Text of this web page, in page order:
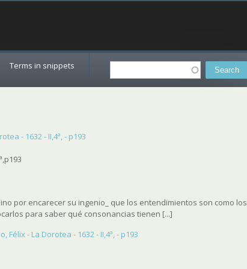
Search
Terms in snippets
- 1632 - II,4ª, - p193
por encarecer su ingenio_ que los entendimientos son como los
para saber qué consonancias tienen [...]
- La Dorotea - 1632 - II,4ª, - p193